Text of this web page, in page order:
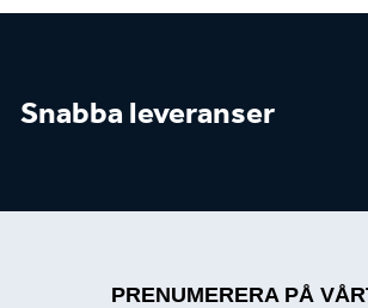
Snabba leveranser
PRENUMERERA PÅ